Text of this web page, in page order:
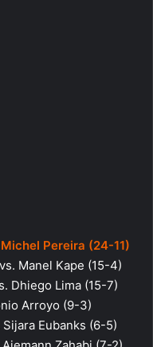
Pereira (24-11)
Manel Kape (15-4)
Dhiego Lima (15-7)
Arroyo (9-3)
Eubanks (6-5)